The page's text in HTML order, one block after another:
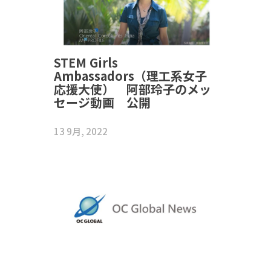
STEM Girls
Ambassadors（理工系女子
応援大使） 阿部玲子のメッ
セージ動画 公開
13 9月, 2022